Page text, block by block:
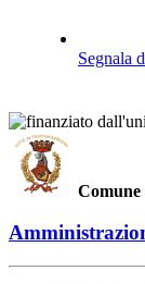
Segnala